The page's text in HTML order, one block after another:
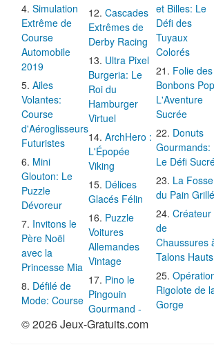
Simulation
Extrême de
Course
Automobile
2019
Ailes
Volantes:
Course
d'Aéroglisseurs
Futuristes
Mini
Glouton: Le
Puzzle
Dévoreur
Invitons le
Père Noël
avec la
Princesse Mia
Défilé de
Mode: Course
Cascades
Extrêmes de
Derby Racing
Ultra Pixel
Burgeria: Le
Roi du
Hamburger
Virtuel
ArchHero :
L'Épopée
Viking
Délices
Glacés Félin
Puzzle
Voitures
Allemandes
Vintage
Pino le
Pingouin
Gourmand -
et Billes: Le
Défi des
Tuyaux
Colorés
Folie des
Bonbons
L'Aventure
Sucrée
Donuts
Gourmands:
Le Défi
La Fosse
du Pain Grillé
Créateur
de
Chaussures
Talons Hauts
Rigolote de
Gorge
© 2026 Jeux-Gratuits.com